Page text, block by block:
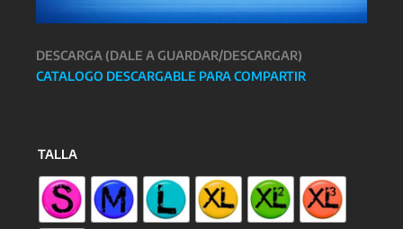
DESCARGA (DALE A GUARDAR/DESCARGAR)
CATALOGO DESCARGABLE PARA COMPARTIR
TALLA